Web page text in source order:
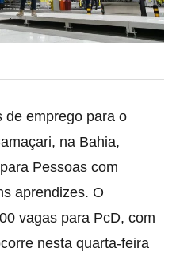
de emprego para o
na Bahia,
Pessoas com
aprendizes. O
vagas para PcD, com
nesta quarta-feira